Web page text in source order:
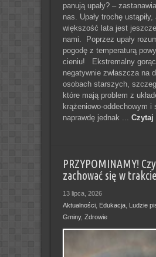
panują upały? –
nas. Upały trochę ustąpiły,
większość lata jest
nami. Poprzez upały
pogodę z temperaturą
cieniu! Ekstremalny
negatywnie zwłaszcza na
osobach starszych,
które mają problem z
krążeniowo-oddechowym i
naprawdę jednak ... Czytaj
PRZYPOMINAMY!
zachować się w
13 lipca, 2026
Aktualności, Edukacja, Ludzie
Gminy, Zdrowie